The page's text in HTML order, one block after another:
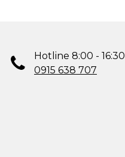
Hotline 8:00 - 16:30
0915 638 707